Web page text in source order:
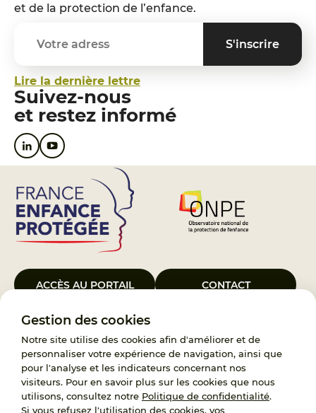
Gestion des cookies
Notre site utilise des cookies afin d'améliorer et de
personnaliser votre expérience de navigation, ainsi que
pour l'analyse et les indicateurs concernant nos
visiteurs. Pour en savoir plus sur les cookies que nous
utilisons, consultez notre Politique de confidentialité.
Si vous refusez l'utilisation des cookies, vos
et de la protection de l’enfance.
Lire la dernière lettre
Suivez-nous
et restez informé
ACCÈS AU PORTAIL CONTACT
Le Groupement d’Intérêt Public France Enfance Protégée, créé le 5
janvier 2023, a pour objet d’assurer les missions de service public du
119, d’accompagnement des adoptants et de traitement des
demandes d’accès aux origines personnelles. France Enfance
Protégée est également un observatoire et une ressource pour
l’ensemble des professionnels, ainsi qu’un appui à l’élaboration de la
politique publique à travers le soutien à l’activité des conseils